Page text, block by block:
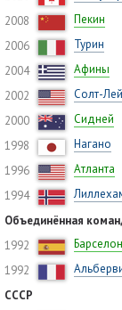
2008
Пекин
2006
Турин
2004
Афины
2002
Солт-
2000
Сидней
1998
Нагано
1996
Атланта
1994
Объединённая
1992
1992
СССР